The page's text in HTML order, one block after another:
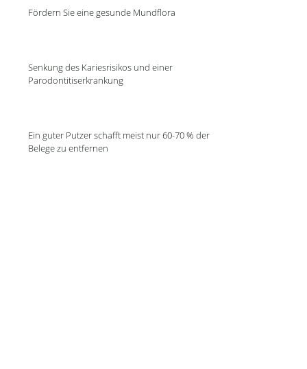
Fördern Sie eine gesunde Mundflora
Senkung des Kariesrisikos und einer
Parodontitiserkrankung
Ein guter Putzer schafft meist nur 60-70 % der
Belege zu entfernen